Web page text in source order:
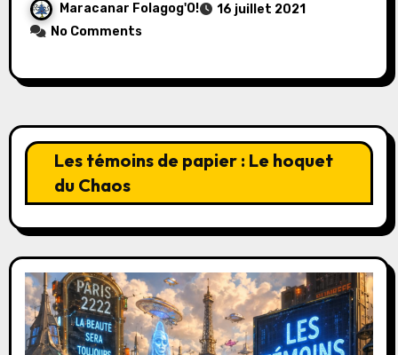
Maracanar Folagog'O!
16 juillet 2021
No Comments
Les témoins de papier : Le hoquet
du Chaos